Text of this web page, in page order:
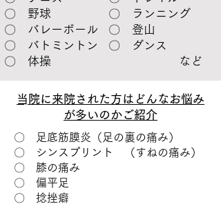
〇 野球
〇 バレーボール
〇 バトミントン
​〇 体操
〇 ランニング
〇 登山
​〇 ダンス
​ など
​当院に来院された方はどんなお悩み
が多いのかご紹介
〇 足底筋膜炎（足の裏の痛み）
〇 シンスプリント （すねの痛み）
​〇 膝の痛み
〇 偏平足
〇 捻挫癖